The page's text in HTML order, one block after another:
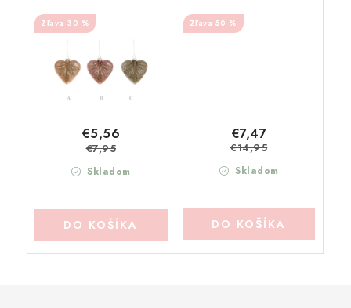
30 %
Skladom
€5,56
€7,95
DO KOŠÍKA
(A36564D)
50 %
Skladom
€7,47
€14,95
DO KOŠÍKA